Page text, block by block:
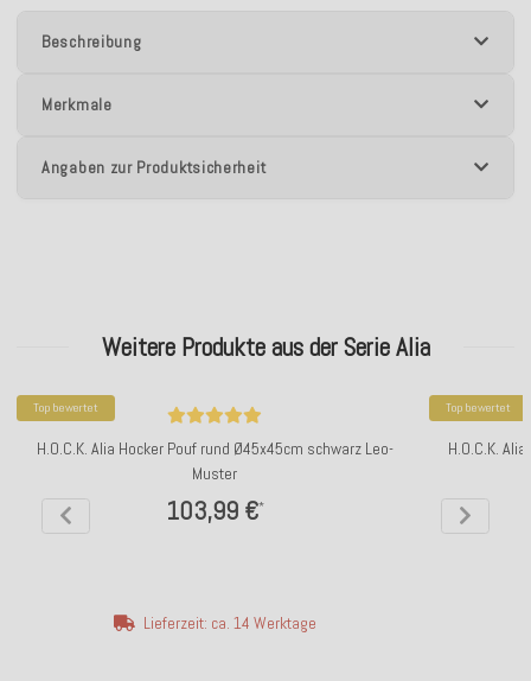
Beschreibung
Merkmale
Angaben zur Produktsicherheit
Weitere Produkte aus der Serie Alia
Top bewertet
H.O.C.K. Alia Hocker Pouf rund Ø45x45cm schwarz Leo-
Muster
103,99 €*
Lieferzeit: ca. 14 Werktage
Top bewertet
H.O.C.K.